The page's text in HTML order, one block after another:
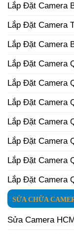
Lắp Đặt Camera
Lắp Đặt Camera
Lắp Đặt Camera
Lắp Đặt Camera
Lắp Đặt Camera
Lắp Đặt Camera
Lắp Đặt Camera
Lắp Đặt Camera
Lắp Đặt Camera
Lắp Đặt Camera
SỬA CHỮA
Sửa Camera